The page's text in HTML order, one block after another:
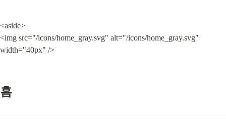
<aside>
<img src="/icons/home_gray.svg" alt="/icons/home_gray.svg"
width="40px" />
홈